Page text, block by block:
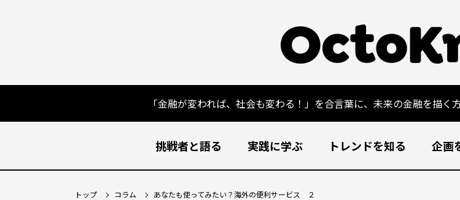
挑戦者と語る 実践に学ぶ トレンドを知る 企画
「金融が変われば、社会も変わる！」を合言葉に、未来の金融を描
トップ コラム あなたも使ってみたい？海外の便利サービス ２